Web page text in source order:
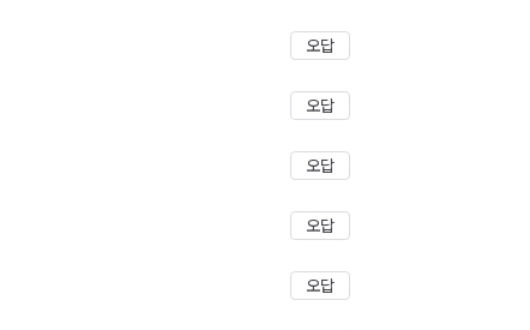
오답
오답
오답
오답
오답